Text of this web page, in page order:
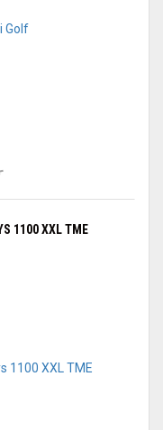
1100 XXL TME